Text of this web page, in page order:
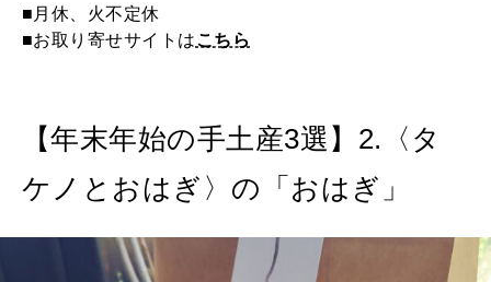
■月休、火不定休
■お取り寄せサイトはこちら
【年末年始の手土産3選】2.〈タ
ケノとおはぎ〉の「おはぎ」